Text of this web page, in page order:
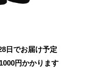
日でお届け予定
1000円かかります